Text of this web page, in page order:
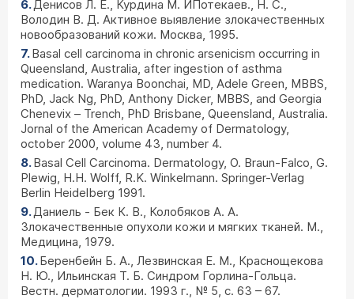
Денисов Л. Е., Курдина М. ИПотекаев., Н. С.,
Володин В. Д. Активное выявление злокачественных
новообразований кожи. Москва, 1995.
Basal cell carcinoma in chronic arsenicism occurring in
Queensland, Australia, after ingestion of asthma
medication. Waranya Boonchai, MD, Adele Green, MBBS,
PhD, Jack Ng, PhD, Anthony Dicker, MBBS, and Georgia
Chenevix – Trench, PhD Brisbane, Queensland, Australia.
Jornal of the American Academy of Dermatology,
october 2000, volume 43, number 4.
Basal Cell Carcinoma. Dermatology, O. Braun-Falco, G.
Plewig, H.H. Wolff, R.K. Winkelmann. Springer-Verlag
Berlin Heidelberg 1991.
Даниель - Бек К. В., Колобяков А. А.
Злокачественные опухоли кожи и мягких тканей. М.,
Медицина, 1979.
Беренбейн Б. А., Лезвинская Е. М., Краснощекова
Н. Ю., Ильинская Т. Б. Синдром Горлина-Гольца.
Вестн. дерматологии. 1993 г., № 5, с. 63 – 67.